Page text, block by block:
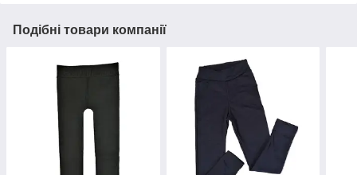
Подібні товари компанії